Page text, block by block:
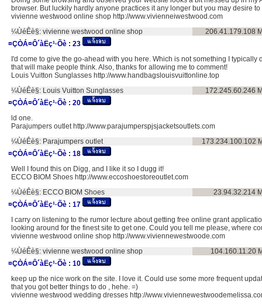
browser. But luckily hardly anyone practices it any longer but you may desire
vivienne westwood online shop http://www.vivienneiwestwood.com
¼ÙéÊè§: vivienne westwood online shop 206.41.179.108
¤ÇÒÁ¤Ô´àËç¹·Õè : 23
I'd come to give the go-ahead with you here. Which is not something I typically
that will make people think. Also, thanks for allowing me to comment!
Louis Vuitton Sunglasses http://www.handbagslouisvuittonline.top
¼ÙéÊè§: Louis Vuitton Sunglasses 172.245.60.246
¤ÇÒÁ¤Ô´àËç¹·Õè : 20
ld one.
Parajumpers outlet http://www.parajumperspjsjacketsoutlets.com
¼ÙéÊè§: Parajumpers outlet 173.234.100.102
¤ÇÒÁ¤Ô´àËç¹·Õè : 18
Well I found this on Digg, and I like it so I dugg it!
ECCO BIOM Shoes http://www.eccoshoestoreoutlet.com
¼ÙéÊè§: ECCO BIOM Shoes 23.94.32.214
¤ÇÒÁ¤Ô´àËç¹·Õè : 17
I carry on listening to the rumor lecture about getting free online grant
looking around for the finest site to get one. Could you tell me please, where
vivienne westwood online shop http://www.viviennewestwoode.com
¼ÙéÊè§: vivienne westwood online shop 104.160.11.20
¤ÇÒÁ¤Ô´àËç¹·Õè : 10
keep up the nice work on the site. I love it. Could use some more frequent
that you got better things to do , hehe. =)
vivienne westwood wedding dresses http://